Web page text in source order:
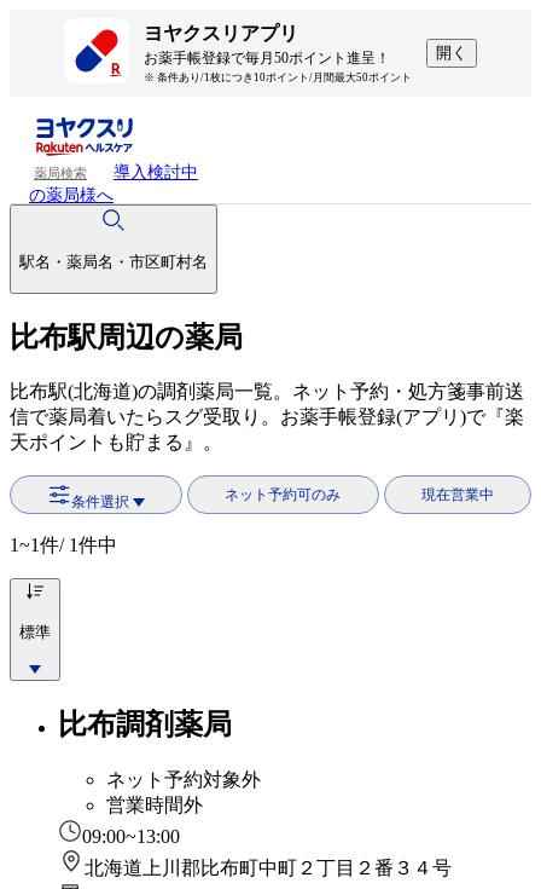
ヨヤクスリアプリ
お薬手帳登録で毎月50ポイント進呈！
※ 条件あり/1枚につき10ポイント/月間最大50ポイント
開く
薬局検索
導入検討中
の薬局様へ
駅名・薬局名・市区町村名
比布駅周辺の薬局
比布駅(北海道)の調剤薬局一覧。ネット予約・処方箋事前送
信で薬局着いたらスグ受取り。お薬手帳登録(アプリ)で『楽
天ポイントも貯まる』。
条件選択 ネット予約可のみ 現在営業中
1~1件/ 1件中
標準
比布調剤薬局
ネット予約対象外
営業時間外
09:00~13:00
北海道上川郡比布町中町２丁目２番３４号